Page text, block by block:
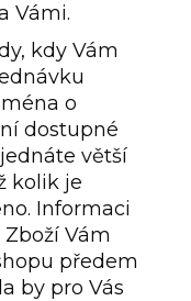
Vámi.
kdy Vám
o
dostupné
větší
kolik je
Informaci
Vám
předem
by pro Vás